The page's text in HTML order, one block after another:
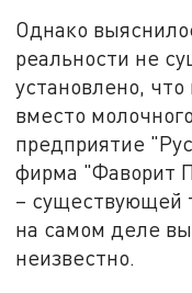
Однако
реальности не
установлено,
вместо
предприятие
фирма "Фаворит
– существующей
на самом деле
неизвестно.